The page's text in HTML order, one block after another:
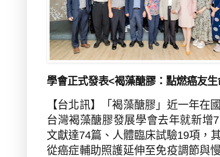
學會正式發表<褐藻醣膠：點燃癌友
【台北訊】「褐藻醣膠」近一年在
台灣褐藻醣膠發展學會去年就新增7
文獻達74篇、人體臨床試驗19項，
從癌症輔助照護延伸至免疫調節與